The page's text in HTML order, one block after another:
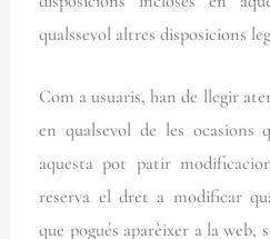
qualssevol altres disposicions
Com a usuaris, han de llegir
en qualsevol de les ocasions
aquesta pot patir
reserva el dret a modificar
que pogués aparèixer a la web,